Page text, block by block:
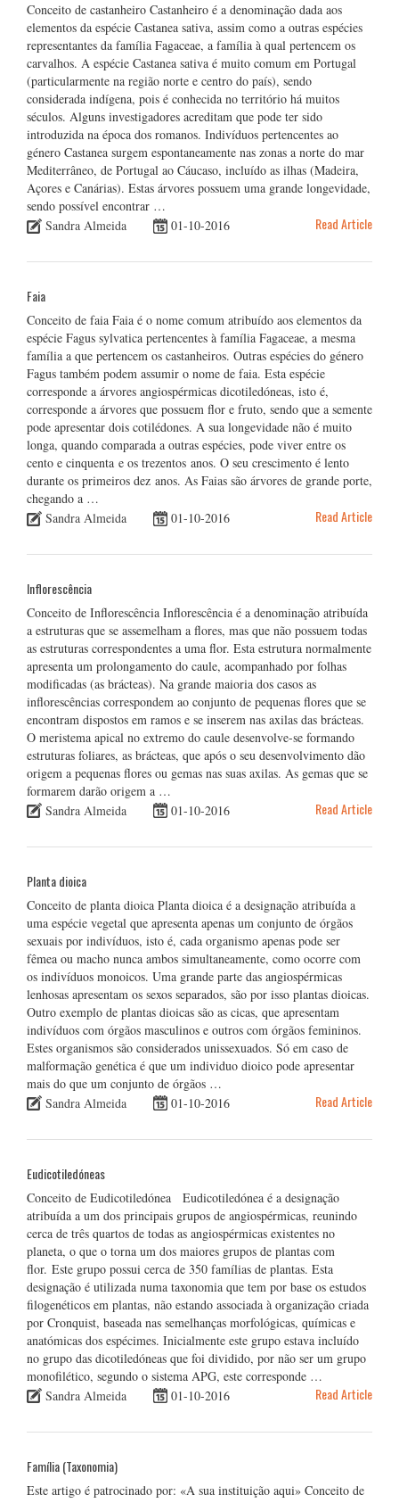
Conceito de castanheiro Castanheiro é a denominação dada aos
elementos da espécie Castanea sativa, assim como a outras espécies
representantes da família Fagaceae, a família à qual pertencem os
carvalhos. A espécie Castanea sativa é muito comum em Portugal
(particularmente na região norte e centro do país), sendo
considerada indígena, pois é conhecida no território há muitos
séculos. Alguns investigadores acreditam que pode ter sido
introduzida na época dos romanos. Indivíduos pertencentes ao
género Castanea surgem espontaneamente nas zonas a norte do mar
Mediterrâneo, de Portugal ao Cáucaso, incluído as ilhas (Madeira,
Açores e Canárias). Estas árvores possuem uma grande longevidade,
sendo possível encontrar …
Sandra Almeida
01-10-2016 Read Article
Faia
Conceito de faia Faia é o nome comum atribuído aos elementos da
espécie Fagus sylvatica pertencentes à família Fagaceae, a mesma
família a que pertencem os castanheiros. Outras espécies do género
Fagus também podem assumir o nome de faia. Esta espécie
corresponde a árvores angiospérmicas dicotiledóneas, isto é,
corresponde a árvores que possuem flor e fruto, sendo que a semente
pode apresentar dois cotilédones. A sua longevidade não é muito
longa, quando comparada a outras espécies, pode viver entre os
cento e cinquenta e os trezentos anos. O seu crescimento é lento
durante os primeiros dez anos. As Faias são árvores de grande porte,
chegando a …
Sandra Almeida
01-10-2016 Read Article
Inflorescência
Conceito de Inflorescência Inflorescência é a denominação atribuída
a estruturas que se assemelham a flores, mas que não possuem todas
as estruturas correspondentes a uma flor. Esta estrutura normalmente
apresenta um prolongamento do caule, acompanhado por folhas
modificadas (as brácteas). Na grande maioria dos casos as
inflorescências correspondem ao conjunto de pequenas flores que se
encontram dispostos em ramos e se inserem nas axilas das brácteas.
O meristema apical no extremo do caule desenvolve-se formando
estruturas foliares, as brácteas, que após o seu desenvolvimento dão
origem a pequenas flores ou gemas nas suas axilas. As gemas que se
formarem darão origem a …
Sandra Almeida
01-10-2016 Read Article
Planta dioica
Conceito de planta dioica Planta dioica é a designação atribuída a
uma espécie vegetal que apresenta apenas um conjunto de órgãos
sexuais por indivíduos, isto é, cada organismo apenas pode ser
fêmea ou macho nunca ambos simultaneamente, como ocorre com
os indivíduos monoicos. Uma grande parte das angiospérmicas
lenhosas apresentam os sexos separados, são por isso plantas dioicas.
Outro exemplo de plantas dioicas são as cicas, que apresentam
indivíduos com órgãos masculinos e outros com órgãos femininos.
Estes organismos são considerados unissexuados. Só em caso de
malformação genética é que um individuo dioico pode apresentar
mais do que um conjunto de órgãos …
Sandra Almeida
01-10-2016 Read Article
Eudicotiledóneas
Conceito de Eudicotiledónea Eudicotiledónea é a designação
atribuída a um dos principais grupos de angiospérmicas, reunindo
cerca de três quartos de todas as angiospérmicas existentes no
planeta, o que o torna um dos maiores grupos de plantas com
flor. Este grupo possui cerca de 350 famílias de plantas. Esta
designação é utilizada numa taxonomia que tem por base os estudos
filogenéticos em plantas, não estando associada à organização criada
por Cronquist, baseada nas semelhanças morfológicas, químicas e
anatómicas dos espécimes. Inicialmente este grupo estava incluído
no grupo das dicotiledóneas que foi dividido, por não ser um grupo
monofilético, segundo o sistema APG, este corresponde …
Sandra Almeida
01-10-2016 Read Article
Família (Taxonomia)
Este artigo é patrocinado por: «A sua instituição aqui» Conceito de